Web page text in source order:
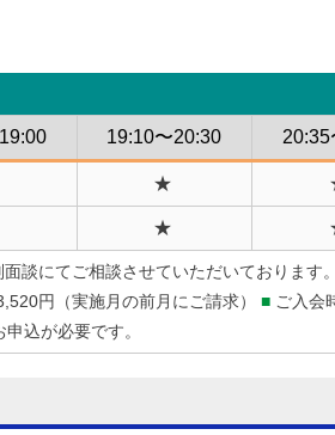
19:10〜20:30 20:35
★
★
談にてご相談させていただいております。
円（実施月の前月にご請求） ■ご入会
込が必要です。